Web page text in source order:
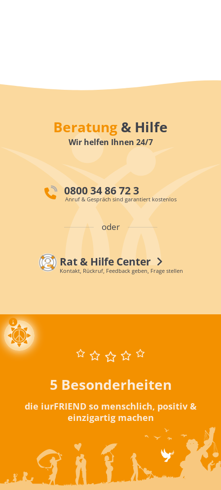
Beratung & Hilfe
Wir helfen Ihnen 24/7
0800 34 86 72 3
Anruf & Gespräch sind garantiert kostenlos
oder
Rat & Hilfe Center
Kontakt, Rückruf, Feedback geben, Frage stellen
5 Besonderheiten
die iurFRIEND so menschlich, positiv &
einzigartig machen